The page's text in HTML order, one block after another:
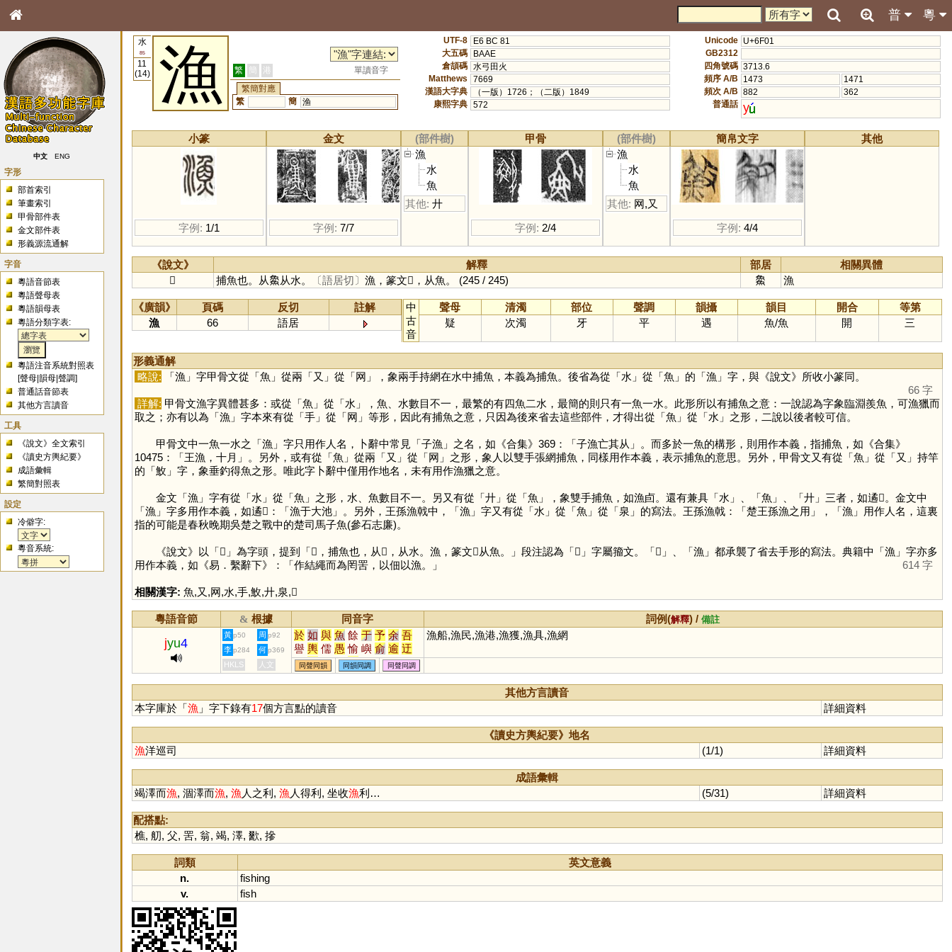
粵
普
中文 ENG
字形
部首索引
筆畫索引
甲骨部件表
金文部件表
形義源流通解
字音
粵語音節表
粵語聲母表
粵語韻母表
粵語分類字表:
粵語注音系統對照表
[聲母 |韻母 |聲調]
普通話音節表
其他方言讀音
工具
《說文》全文索引
《讀史方輿紀要》
成語彙輯
繁簡對照表
設定
冷僻字:
粵音系統:
水
85
11
(14)
漁 繁 簡 港
單讀音字
繁簡對應
繁
簡 渔
UTF-8
E6 BC 81
大五碼
BAAE
倉頡碼 水弓田火
Matthews
7669
漢語大字典
（一版）1726；（二版）1849
康熙字典 572
Unicode U+6F01
GB2312
四角號碼 3713.6
頻序 A/B
1473
1471
頻次 A/B 882
362
普通話 y
小篆
字例: 1/1
金文
字例: 7/7
(部件樹)
漁
水
魚
其他: 廾
甲骨
字例: 2/4
(部件樹)
漁
水
魚
其他: 网,又
簡帛文字
字例: 4/4
其他
《說文》 解釋 部居
相關異體
𩼪
捕魚也。从𩺰从水。 〔語居切〕 漁，篆文𩼪，从魚。 (245 / 245) 𩺰 漁
《廣韻》 頁碼 反切
註解
漁
66 語居
中
古
音
聲母 清濁 部位 聲調 韻攝 韻目 開合
等第
疑
次濁 牙 平 遇 魚/魚 開 三
形義通解
略說: 「漁 」字甲骨文從「魚 」從兩「又 」從「网 」，象兩手持網在水中捕魚，本義為捕魚。後省為從「水」從「魚 」的「漁 」字，與《說文》所收小篆同。
66 字
詳解: 甲骨文漁字異體甚多：或從「魚 」從「水」，魚、水數目不一，最繁的有四魚二水，最簡的則只有一魚一水。此形所以有捕魚之意：一說認為字象臨淵羨魚，可漁獵而
取之；亦有以為「漁 」字本來有從「手」從「网 」等形，因此有捕魚之意，只因為後來省去這些部件，才得出從「魚 」從「水」之形，二說以後者較可信。
甲骨文中一魚一水之「漁 」字只用作人名，卜辭中常見「子漁」之名，如《合集》369：「子漁亡其从」。而多於一魚的構形，則用作本義，指捕魚，如《合集》
10475：「王漁，十月」。另外，或有從「魚 」從兩「又 」從「网 」之形，象人以雙手張網捕魚，同樣用作本義，表示捕魚的意思。另外，甲骨文又有從「魚 」從「又 」持竿
的「䰻 」字，象垂釣得魚之形。唯此字卜辭中僅用作地名，未有用作漁獵之意。
金文「漁 」字有從「水」從「魚 」之形，水、魚數目不一。另又有從「廾」從「魚 」，象雙手捕魚，如漁卣。還有兼具「水」、「魚 」、「廾」三者，如遹𣪕。金文中
「漁 」字多用作本義，如遹𣪕：「漁于大池」。另外，王孫漁戟中，「漁 」字又有從「水」從「魚 」從「泉 」的寫法。王孫漁戟：「楚王孫漁之用」，「漁 」用作人名，這裏
指的可能是春秋晚期吳楚之戰中的楚司馬子魚(參石志廉)。
《說文》以「𩼪 」為字頭，提到「𩼪，捕魚也，从𩺰，从水。漁，篆文𩼪从魚。」段注認為「𩼪 」字屬籀文。「𩼪 」、「漁 」都承襲了省去手形的寫法。典籍中「漁 」字亦多
用作本義，如《易．繫辭下》：「作結繩而為罔罟，以佃以漁。」
614 字
相關漢字: 魚,又,网,水,手,䰻,廾,泉,𩼪
粵語音節 & 根據 同音字 詞例(解釋) /備註
jyu4
黃 p50 周 p92 於 如 與 魚 餘 于 予 余 吾
譽 輿 儒 愚 愉 嶼 俞 逾 迂
娛 禺 榆 蠕 虞 渝 隅 圩 瑜
茹 庾 孺 嵎 盂 銣 揄 諛 腴
竽 歟 濡 喁 畬 臾 嚅 覦 璵
臑 艅 崳 旟 繻 邘 歈 毹 狳
窬 萸 薷 襦 髃 蝓 雩 踰 妤
褕 帤 挐 舁 湡 袽 隃 牏 睮
羭 蕍 蕠 嬬 鴽 謣 鰅 轝 醹
鸆 齵 鸒 擩 堣 杅 楰 腢 媮
与 澞 侞 堬 雓 燸 歶 蒘 硢
釪 鮽 筎 螸 籅 曘 蝡
漁船,漁民,漁港,漁獲,漁具,漁網
李 p284 何 p369
HKLS 人文 同聲同韻 同韻同調 同聲同調
其他方言讀音
本字庫於「漁 」字下錄有17個方言點的讀音 詳細資料
《讀史方輿紀要》地名
漁洋巡司 (1/1) 詳細資料
成語彙輯
竭澤而漁, 涸澤而漁, 漁 人之利, 漁 人得利, 坐收漁利… (5/31) 詳細資料
配搭點:
樵, 舠, 父, 罟, 翁, 竭, 澤, 歠, 摻
詞類
英文意義
n.
fishing
v.
fish